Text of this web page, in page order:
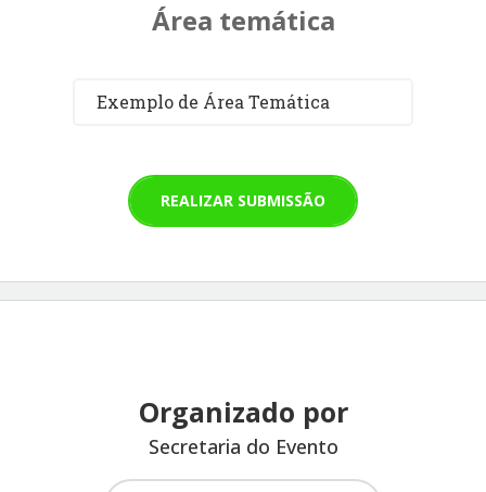
Área temática
Exemplo de Área Temática
REALIZAR SUBMISSÃO
Organizado por
Secretaria do Evento